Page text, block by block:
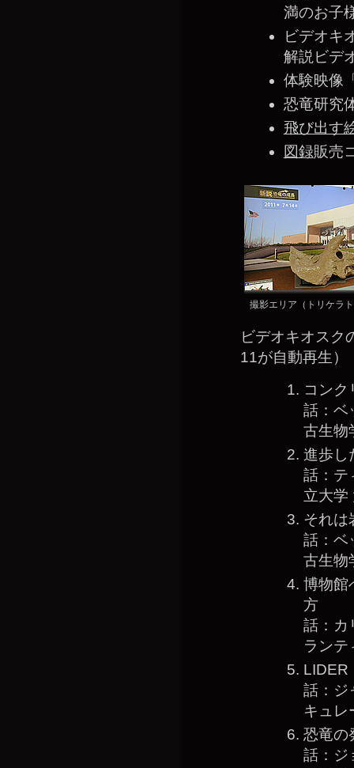
満のお子
ビデオキ
解説ビデ
体験映像
恐竜研究
飛び出す
図録販売
撮影エリア（トリケラ
ビデオキオスク
11が自動再生）
コンク
話：ベ
古生物
進歩し
話：テ
立大学
それは
話：ベ
古生物
博物館
方
話：カ
ランテ
LIDER
話：ジ
キュレ
恐竜の
話：ジ